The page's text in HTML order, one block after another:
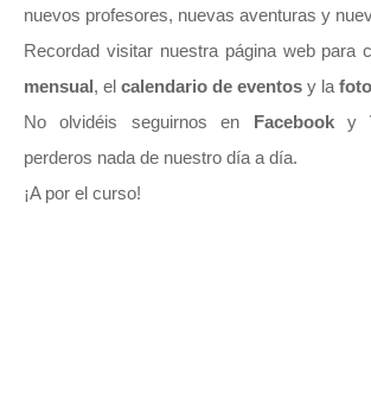
nuevos profesores, nuevas aventuras y
Recordad visitar nuestra página web para
mensual , el calendario de eventos y la
No olvidéis seguirnos en
Facebooky
perderos nada de nuestro día a día.
¡A por el curso!